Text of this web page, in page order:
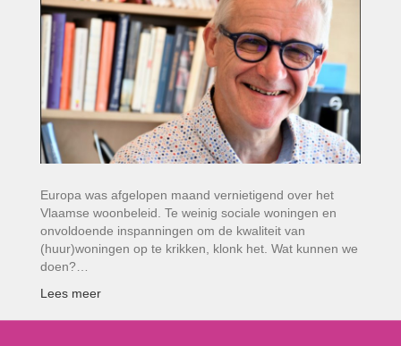
Europa was afgelopen maand vernietigend over het
Vlaamse woonbeleid. Te weinig sociale woningen en
onvoldoende inspanningen om de kwaliteit van
(huur)woningen op te krikken, klonk het. Wat kunnen we
doen?…
Lees meer